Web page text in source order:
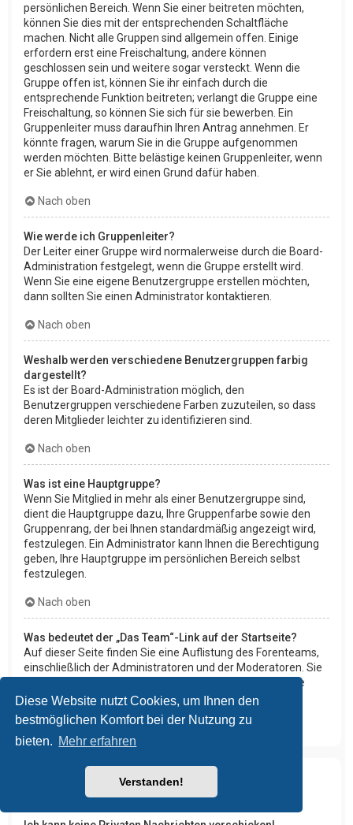
Diese Website nutzt Cookies, um Ihnen den
bestmöglichen Komfort bei der Nutzung zu
bieten. Mehr erfahren
Verstanden!
persönlichen Bereich. Wenn Sie einer beitreten möchten,
können Sie dies mit der entsprechenden Schaltfläche
machen. Nicht alle Gruppen sind allgemein offen. Einige
erfordern erst eine Freischaltung, andere können
geschlossen sein und weitere sogar versteckt. Wenn die
Gruppe offen ist, können Sie ihr einfach durch die
entsprechende Funktion beitreten; verlangt die Gruppe eine
Freischaltung, so können Sie sich für sie bewerben. Ein
Gruppenleiter muss daraufhin Ihren Antrag annehmen. Er
könnte fragen, warum Sie in die Gruppe aufgenommen
werden möchten. Bitte belästige keinen Gruppenleiter, wenn
er Sie ablehnt, er wird einen Grund dafür haben.
Nach oben
Wie werde ich Gruppenleiter?
Der Leiter einer Gruppe wird normalerweise durch die Board-
Administration festgelegt, wenn die Gruppe erstellt wird.
Wenn Sie eine eigene Benutzergruppe erstellen möchten,
dann sollten Sie einen Administrator kontaktieren.
Nach oben
Weshalb werden verschiedene Benutzergruppen farbig
dargestellt?
Es ist der Board-Administration möglich, den
Benutzergruppen verschiedene Farben zuzuteilen, so dass
deren Mitglieder leichter zu identifizieren sind.
Nach oben
Was ist eine Hauptgruppe?
Wenn Sie Mitglied in mehr als einer Benutzergruppe sind,
dient die Hauptgruppe dazu, Ihre Gruppenfarbe sowie den
Gruppenrang, der bei Ihnen standardmäßig angezeigt wird,
festzulegen. Ein Administrator kann Ihnen die Berechtigung
geben, Ihre Hauptgruppe im persönlichen Bereich selbst
festzulegen.
Nach oben
Was bedeutet der „Das Team“-Link auf der Startseite?
Auf dieser Seite finden Sie eine Auflistung des Forenteams,
einschließlich der Administratoren und der Moderatoren. Sie
finden hier auch weitere Informationen wie die Foren, die
diese im Einzelnen moderieren.
Nach oben
Private Nachrichten